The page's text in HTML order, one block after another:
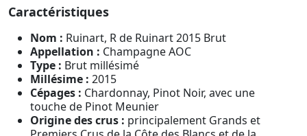
Caractéristiques
Nom : Ruinart, R de Ruinart 2015 Brut
Appellation : Champagne AOC
Type : Brut millésimé
Millésime : 2015
Cépages : Chardonnay, Pinot Noir, avec une
touche de Pinot Meunier
Origine des crus : principalement Grands et